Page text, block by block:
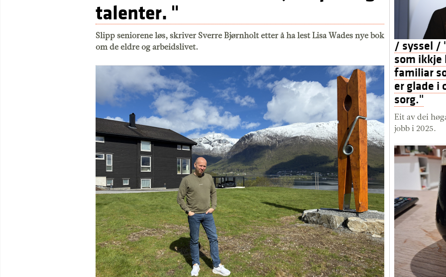
talenter. "
Slipp seniorene løs, skriver Sverre Bjørnholt etter å ha lest Lisa Wades nye bok
om de eldre og arbeidslivet.
/ syssel /
som ikkje
familiar
er glade i
sorg."
Eit av dei
jobb i 2025.